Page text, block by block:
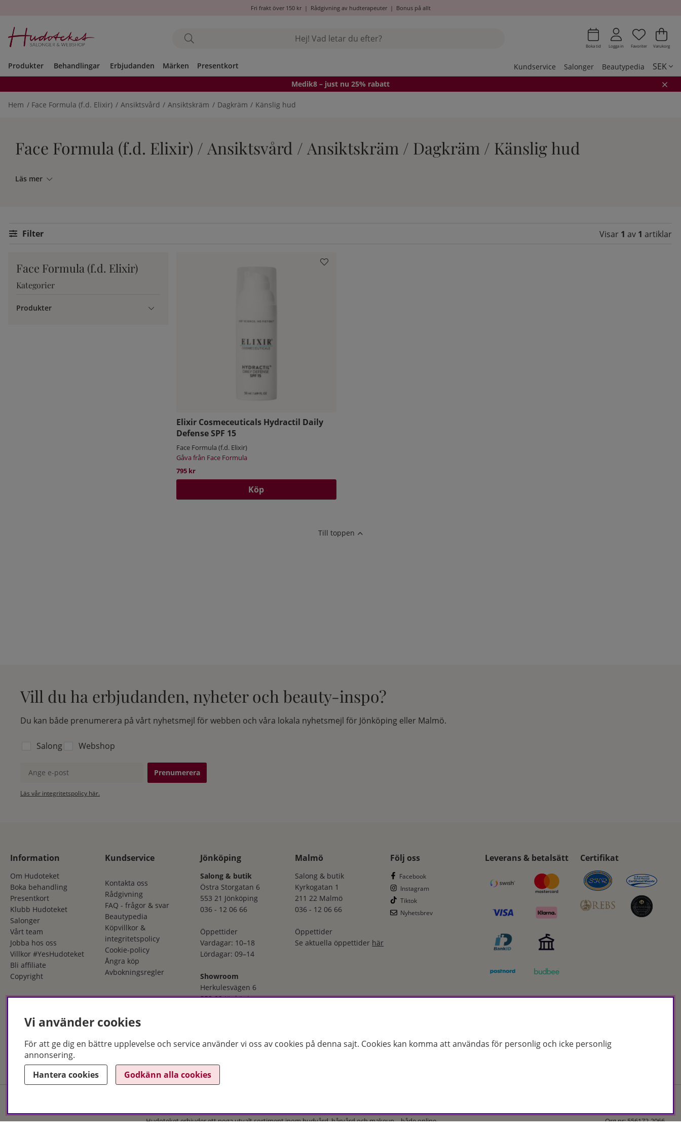
Fri frakt över 150 kr| Rådgivning av hudterapeuter| Bonus på allt
Boka tid Logga in Antal i
.
Favoriter .
Varukorg
Produkter Behandlingar Erbjudanden Märken Presentkort Kundservice Salonger Beautypedia SEK
Medik8 – just nu 25% rabatt
Hem Face Formula (f.d. Elixir) Ansiktsvård Ansiktskräm Dagkräm Känslig hud
Face Formula (f.d. Elixir) / Ansiktsvård / Ansiktskräm / Dagkräm / Känslig hud
Läs mer
Filtrera Visar 1 av 1 artiklar
Face Formula (f.d. Elixir)
Kategorier
Produkter
Elixir Cosmeceuticals Hydractil Daily
Defense SPF 15
Face Formula (f.d. Elixir)
Gåva från Face Formula
795 kr
Köp
Till toppen
Vill du ha erbjudanden, nyheter och beauty-inspo?
Du kan både prenumerera på vårt nyhetsmejl för webben och våra lokala nyhetsmejl för Jönköping eller Malmö.
Välj vilken lista du vill prenumerera på:
Salong
Webshop
Ange e-post
Läs vår integritetspolicy här.
Information
Om Hudoteket
Boka behandling
Presentkort
Klubb Hudoteket
Salonger
Vårt team
Jobba hos oss
Villkor #YesHudoteket
Bli affiliate
Copyright
Kundservice
Kontakta oss
Rådgivning
FAQ - frågor & svar
Beautypedia
Köpvillkor &
integritetspolicy
Cookie-policy
Ångra köp
Avbokningsregler
Jönköping
Salong & butik
Östra Storgatan 6
553 21 Jönköping
036 - 12 06 66
Öppettider
Vardagar: 10–18
Lördagar: 09–14
Showroom
Herkulesvägen 6
553 03 Jönköping
Måndag–torsdag: 08–18
Malmö
Salong & butik
Kyrkogatan 1
211 22 Malmö
036 - 12 06 66
Öppettider
Se aktuella öppettider här
Följ oss
Facebook
Instagram
Tiktok
Nyhetsbrev
Leverans & betalsätt Certifikat
Hudoteket erbjuder ett noga utvalt sortiment inom hudvård, hårvård och makeup – både online
Org.nr: 556172-2066
Vi använder cookies
För att ge dig en bättre upplevelse och service använder vi oss av cookies på denna sajt. Cookies kan komma att användas för personlig och icke personlig
annonsering.
Hantera cookies
Godkänn alla cookies